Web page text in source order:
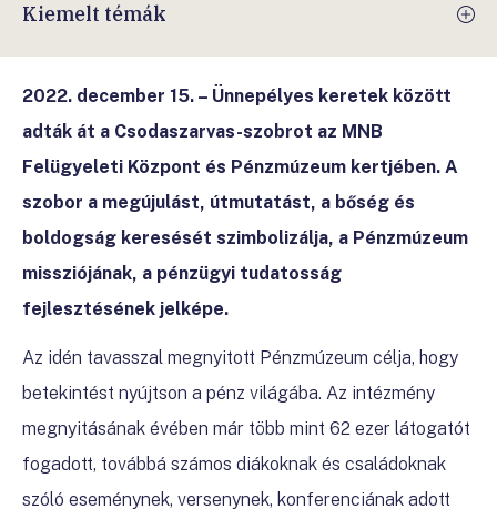
Kiemelt témák
2022. december 15. – Ünnepélyes keretek között
adták át a Csodaszarvas-szobrot az MNB
Felügyeleti Központ és Pénzmúzeum kertjében. A
szobor a megújulást, útmutatást, a bőség és
boldogság keresését szimbolizálja, a Pénzmúzeum
missziójának, a pénzügyi tudatosság
fejlesztésének jelképe.
Az idén tavasszal megnyitott Pénzmúzeum célja, hogy
betekintést nyújtson a pénz világába. Az intézmény
megnyitásának évében már több mint 62 ezer látogatót
fogadott, továbbá számos diákoknak és családoknak
szóló eseménynek, versenynek, konferenciának adott